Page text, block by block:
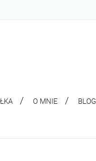
O MNIE BLOG